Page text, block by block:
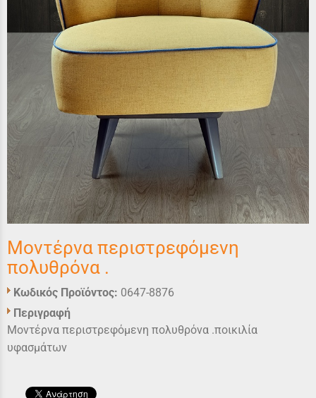
Μοντέρνα περιστρεφόμενη
πολυθρόνα .
Κωδικός Προϊόντος: 0647-8876
Περιγραφή
Μοντέρνα περιστρεφόμενη πολυθρόνα .ποικιλία
υφασμάτων